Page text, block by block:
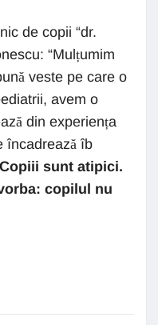
de copii “dr.
“Mulțumim
veste pe care o
avem o
din experiența
încadrează îb
Copiii sunt atipici.
copilul nu